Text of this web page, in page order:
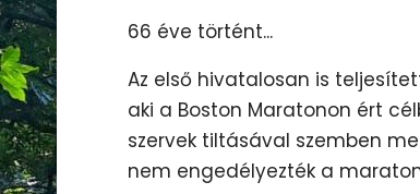
66 éve történt...
Az első hivatalosan is
aki a Boston Maratonon ért
szervek tiltásával szemben
nem engedélyezték a